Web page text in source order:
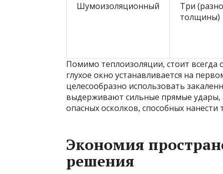
Шумоизоляционный
Три
толщины)
Помимо теплоизоляции, стоит
глухое окно устанавливается на
целесообразно использовать
выдерживают сильные прямые удары,
опасных осколков, способных нанести
Экономия
решения